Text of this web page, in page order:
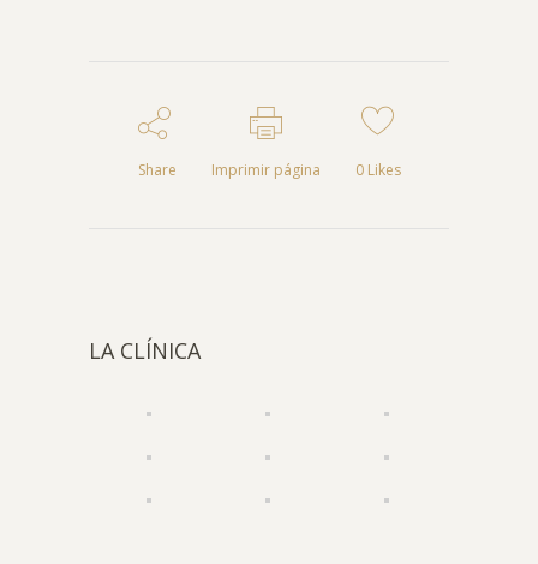
Share Imprimir página 0Likes
LA CLÍNICA